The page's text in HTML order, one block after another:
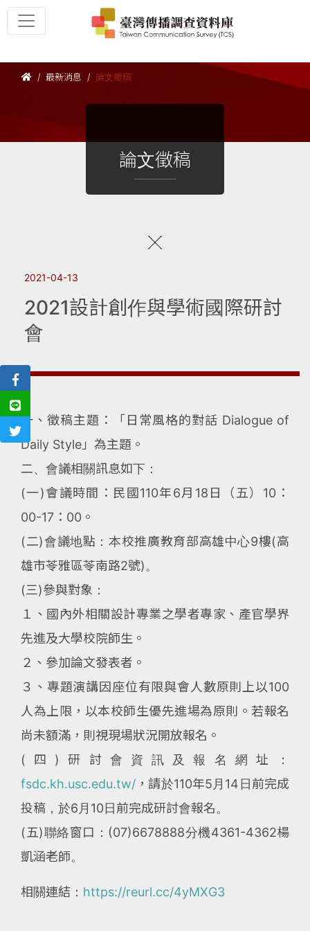
最新消息 論文徵稿
論文徵稿
2021-04-13
2021設計創作與學術國際研討
會
一、徵稿主題：「日常風格的對話 Dialogue of
Daily Style」為主題。
二、會議相關訊息如下：
(一)會議時間：民國110年6月18日（五）10：
00-17：00。
(二)會議地點：本校推廣教育部高雄中心9樓(高
雄市苓雅區苓南路2號)。
(三)參與對象：
１、國內外相關設計專業之學者專家、產官學界
先進及大學校院師生。
２、參加論文發表者。
３、專題演講因座位有限與會人數原則上以100
人為上限，以本校師生優先進場為原則。若報名
尚未額滿，則視現場狀況開放報名。
(四)研討會資訊及報名網址：
fsdc.kh.usc.edu.tw/ ，請於110年5月14日前完成
投稿，於6月10日前完成研討會報名。
(五)聯絡窗口：(07)6678888分機4361-4362楊
凱涵老師。
相關連結： https://reurl.cc/4yMXG3